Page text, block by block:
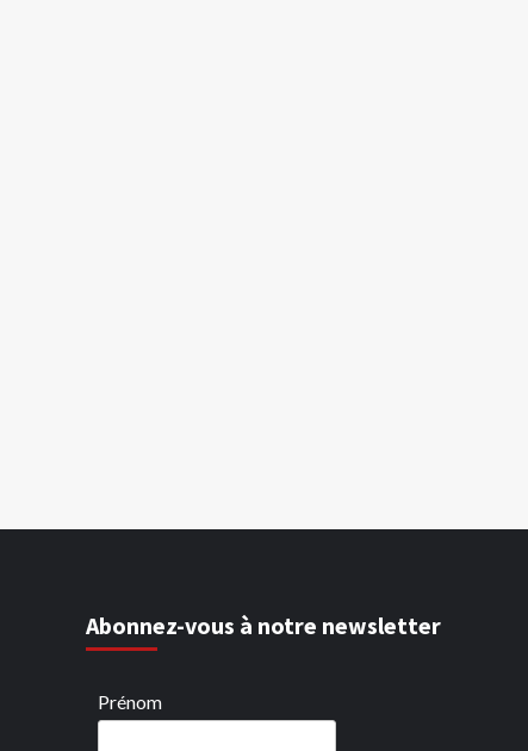
Abonnez-vous à notre newsletter
Prénom